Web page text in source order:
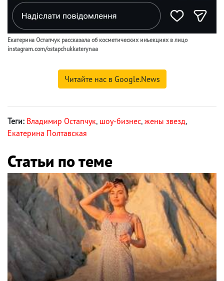
Екатерина Остапчук рассказала об косметических инъекциях в лицо
instagram.com/ostapchukkaterynaa
Читайте нас в Google.News
Теги: Владимир Остапчук, шоу-бизнес, жены звезд,
Екатерина Полтавская
Статьи по теме